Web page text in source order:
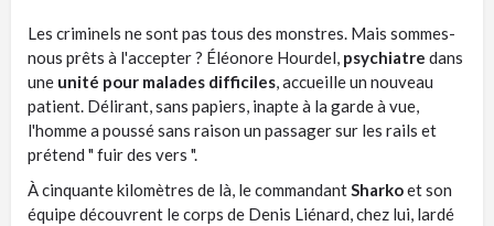
Les criminels ne sont pas tous des monstres. Mais sommes-
nous prêts à l'accepter ? Éléonore Hourdel, psychiatre dans
une unité pour malades difficiles , accueille un nouveau
patient. Délirant, sans papiers, inapte à la garde à vue,
l'homme a poussé sans raison un passager sur les rails et
prétend " fuir des vers ".
À cinquante kilomètres de là, le commandant Sharkoet son
équipe découvrent le corps de Denis Liénard, chez lui, lardé